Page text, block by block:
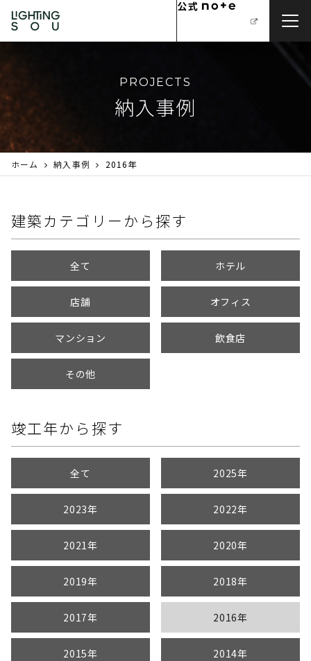
PROJECTS
納入事例
ホーム 納入事例 2016年
建築カテゴリーから探す
全て ホテル
店舗 オフィス
マンション 飲食店
その他
竣工年から探す
全て 2025年
2023年 2022年
2021年 2020年
2019年 2018年
2017年 2016年
2015年 2014年